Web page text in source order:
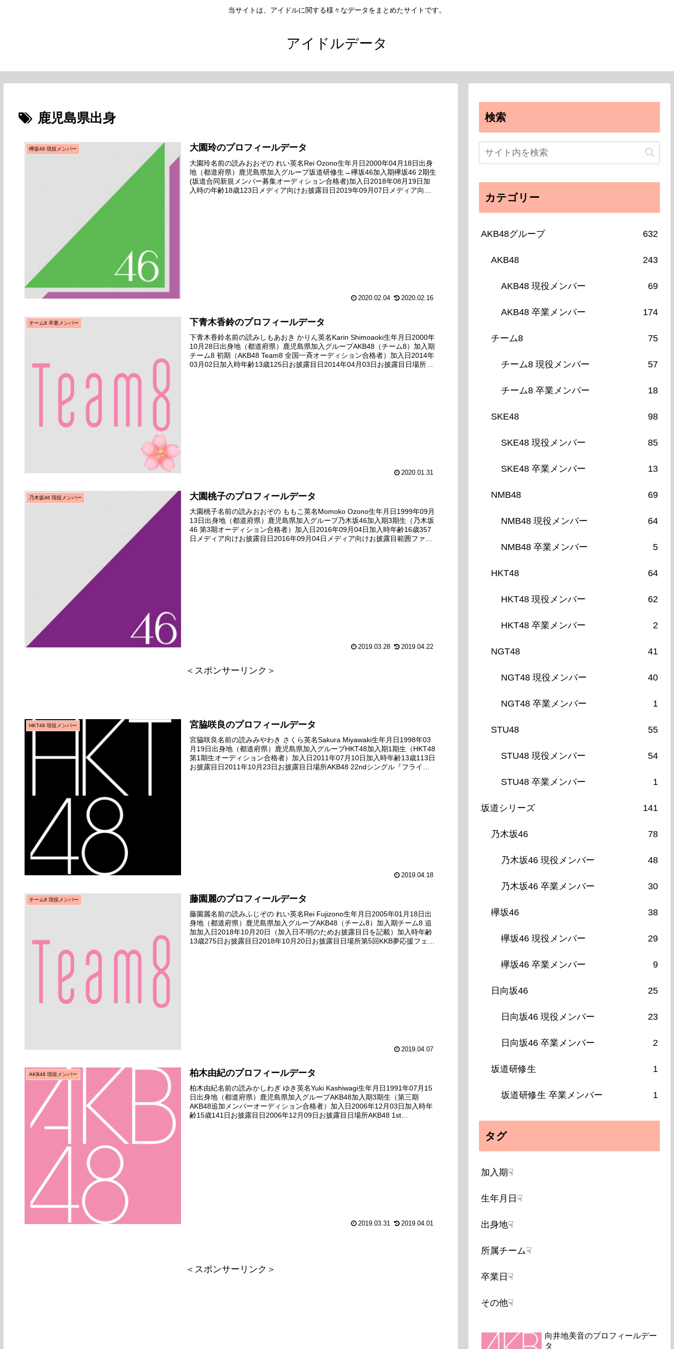
当サイトは、アイドルに関する様々なデータをまとめたサイトです。
アイドルデータ
鹿児島県出身
欅坂46 現役メンバー 大園玲のプロフィールデータ
大園玲名前の読みおおぞの れい英名Rei Ozono生年月日2000年04月18日出身
地（都道府県）鹿児島県加入グループ坂道研修生→欅坂46加入期欅坂46 2期生
(坂道合同新規メンバー募集オーディション合格者)加入日2018年08月19日加
入時の年齢18歳123日メディア向けお披露目日2019年09月07日メディア向け
2020.02.04 2020.02.16
チーム8 卒業メンバー 下青木香鈴のプロフィールデータ
下青木香鈴名前の読みしもあおき かりん英名Karin Shimoaoki生年月日2000年
10月28日出身地（都道府県）鹿児島県加入グループAKB48（チーム8）加入期
チーム8 初期（AKB48 Team8 全国一斉オーディション合格者）加入日2014年
03月02日加入時年齢13歳125日お披露目日2014年04月03日お披露目日場所
2020.01.31
乃木坂46 現役メンバー 大園桃子のプロフィールデータ
大園桃子名前の読みおおぞの ももこ英名Momoko Ozono生年月日1999年09月
13日出身地（都道府県）鹿児島県加入グループ乃木坂46加入期3期生（乃木坂
46 第3期オーディション合格者）加入日2016年09月04日加入時年齢16歳357
日メディア向けお披露目日2016年09月04日メディア向けお披露目範囲ファイ
2019.03.28 2019.04.22
＜スポンサーリンク＞
HKT48 現役メンバー 宮脇咲良のプロフィールデータ
宮脇咲良名前の読みみやわき さくら英名Sakura Miyawaki生年月日1998年03
月19日出身地（都道府県）鹿児島県加入グループHKT48加入期1期生（HKT48
第1期生オーディション合格者）加入日2011年07月10日加入時年齢13歳113日
お披露目日2011年10月23日お披露目日場所AKB48 22ndシングル『フライン
2019.04.18
チーム8 現役メンバー 藤園麗のプロフィールデータ
藤園麗名前の読みふじぞの れい英名Rei Fujizono生年月日2005年01月18日出
身地（都道府県）鹿児島県加入グループAKB48（チーム8）加入期チーム8 追
加加入日2018年10月20日（加入日不明のためお披露目日を記載）加入時年齢
13歳275日お披露目日2018年10月20日お披露目日場所第5回KKB夢応援フェス
2019.04.07
AKB48 現役メンバー 柏木由紀のプロフィールデータ
柏木由紀名前の読みかしわぎ ゆき英名Yuki Kashiwagi生年月日1991年07月15
日出身地（都道府県）鹿児島県加入グループAKB48加入期3期生（第三期
AKB48追加メンバーオーディション合格者）加入日2006年12月03日加入時年
齢15歳141日お披露目日2006年12月09日お披露目日場所AKB48 1st
2019.03.31 2019.04.01
＜スポンサーリンク＞
検索
カテゴリー
AKB48グループ 632
AKB48 243
AKB48 現役メンバー 69
AKB48 卒業メンバー 174
チーム8 75
チーム8 現役メンバー 57
チーム8 卒業メンバー 18
SKE48 98
SKE48 現役メンバー 85
SKE48 卒業メンバー 13
NMB48 69
NMB48 現役メンバー 64
NMB48 卒業メンバー 5
HKT48 64
HKT48 現役メンバー 62
HKT48 卒業メンバー 2
NGT48 41
NGT48 現役メンバー 40
NGT48 卒業メンバー 1
STU48 55
STU48 現役メンバー 54
STU48 卒業メンバー 1
坂道シリーズ 141
乃木坂46 78
乃木坂46 現役メンバー 48
乃木坂46 卒業メンバー 30
欅坂46 38
欅坂46 現役メンバー 29
欅坂46 卒業メンバー 9
日向坂46 25
日向坂46 現役メンバー 23
日向坂46 卒業メンバー 2
坂道研修生 1
坂道研修生 卒業メンバー 1
タグ
加入期☟
生年月日☟
出身地☟
所属チーム☟
卒業日☟
その他☟
向井地美音のプロフィールデー
タ